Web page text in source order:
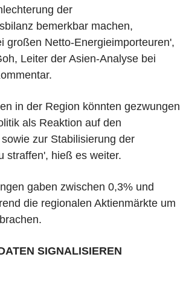
der
bemerkbar machen,
großen Netto-Energieimporteuren',
Leiter der Asien-Analyse bei
in der Region könnten gezwungen
als Reaktion auf den
zur Stabilisierung der
straffen', hieß es weiter.
gaben zwischen 0,3% und
die regionalen Aktienmärkte um
SIGNALISIEREN